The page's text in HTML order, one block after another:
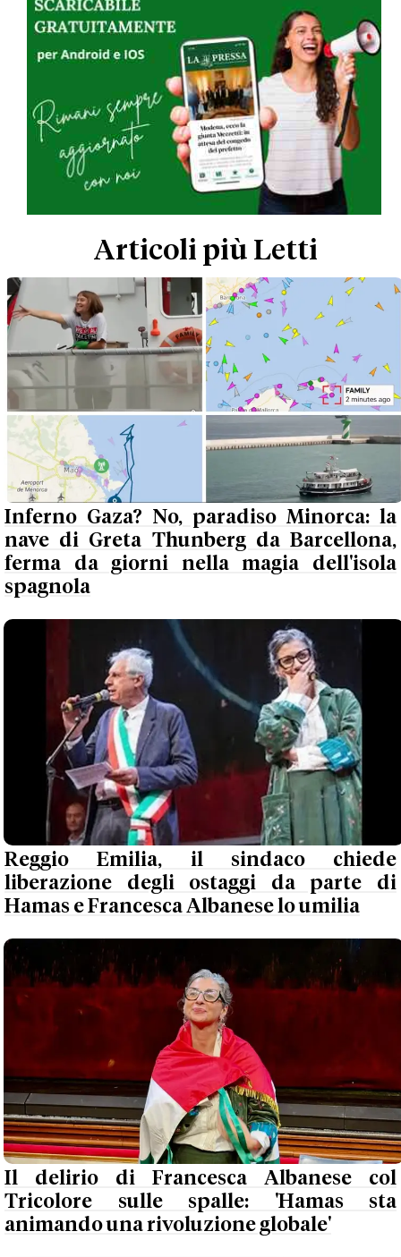
Articoli più Letti
Inferno Gaza? No, paradiso Minorca: la
nave di Greta Thunberg da Barcellona,
ferma da giorni nella magia dell'isola
spagnola
Reggio Emilia, il sindaco chiede
liberazione degli ostaggi da parte di
Hamas e Francesca Albanese lo umilia
Il delirio di Francesca Albanese col
Tricolore sulle spalle: 'Hamas sta
animando una rivoluzione globale'